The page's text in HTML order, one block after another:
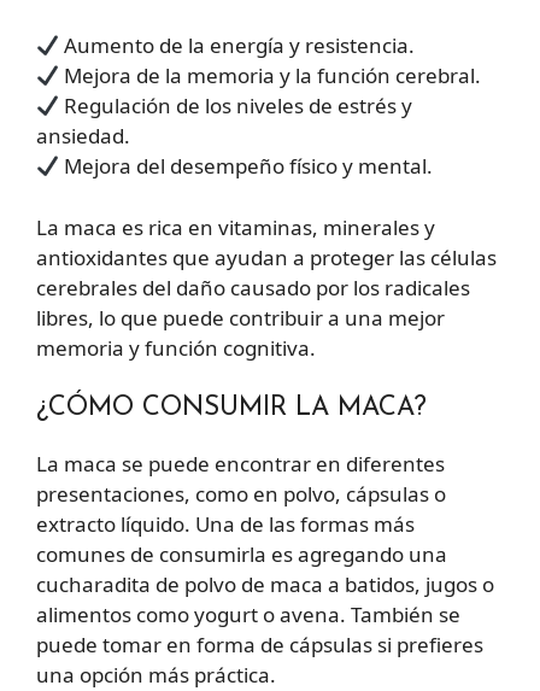
Aumento de la energía y resistencia.
Mejora de la memoria y la función cerebral.
Regulación de los niveles de estrés y
ansiedad.
Mejora del desempeño físico y mental.
La maca es rica en vitaminas, minerales y
antioxidantes que ayudan a proteger las células
cerebrales del daño causado por los radicales
libres, lo que puede contribuir a una mejor
memoria y función cognitiva.
¿CÓMO CONSUMIR LA MACA?
La maca se puede encontrar en diferentes
presentaciones, como en polvo, cápsulas o
extracto líquido. Una de las formas más
comunes de consumirla es agregando una
cucharadita de polvo de maca a batidos, jugos o
alimentos como yogurt o avena. También se
puede tomar en forma de cápsulas si prefieres
una opción más práctica.